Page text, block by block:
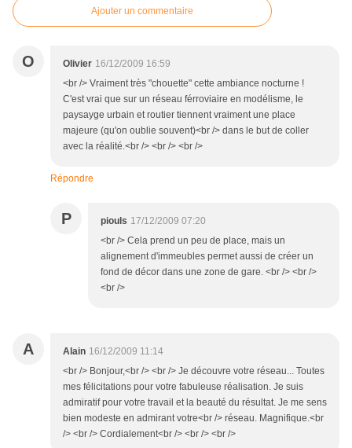
Ajouter un commentaire
O Olivier 16/12/2009 16:59
<br /> Vraiment très "chouette" cette ambiance nocturne !
C'est vrai que sur un réseau férroviaire en modélisme, le
paysayge urbain et routier tiennent vraiment une place
majeure (qu'on oublie souvent)<br /> dans le but de coller
avec la réalité.<br /> <br /> <br />
Répondre
P piouls 17/12/2009 07:20
<br /> Cela prend un peu de place, mais un
alignement d'immeubles permet aussi de créer un
fond de décor dans une zone de gare. <br /> <br />
<br />
A Alain 16/12/2009 11:14
<br /> Bonjour,<br /> <br /> Je découvre votre réseau... Toutes
mes félicitations pour votre fabuleuse réalisation. Je suis
admiratif pour votre travail et la beauté du résultat. Je me sens
bien modeste en admirant votre<br /> réseau. Magnifique.<br
/> <br /> Cordialement<br /> <br /> <br />